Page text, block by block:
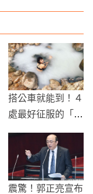
搭公車就能到！４
處最好征服的「野
溪溫泉」還能泡湯
震驚！郭正亮宣布